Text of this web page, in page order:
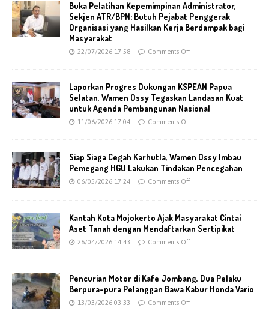
Buka Pelatihan Kepemimpinan Administrator,
Sekjen ATR/BPN: Butuh Pejabat Penggerak
Organisasi yang Hasilkan Kerja Berdampak bagi
Masyarakat
22/07/2026 17:58 Comments Off
Laporkan Progres Dukungan KSPEAN Papua
Selatan, Wamen Ossy Tegaskan Landasan Kuat
untuk Agenda Pembangunan Nasional
11/06/2026 17:04 Comments Off
Siap Siaga Cegah Karhutla, Wamen Ossy Imbau
Pemegang HGU Lakukan Tindakan Pencegahan
06/05/2026 17:24 Comments Off
Kantah Kota Mojokerto Ajak Masyarakat Cintai
Aset Tanah dengan Mendaftarkan Sertipikat
26/04/2026 14:43 Comments Off
Pencurian Motor di Kafe Jombang, Dua Pelaku
Berpura-pura Pelanggan Bawa Kabur Honda Vario
13/03/2026 03:33 Comments Off